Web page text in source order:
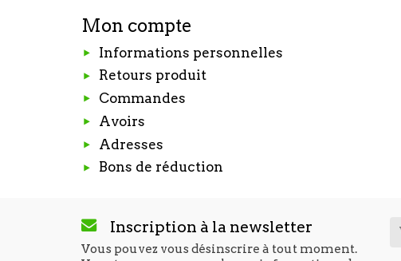
Mon compte
Informations personnelles
Retours produit
Commandes
Avoirs
Adresses
Bons de réduction
Inscription à la newsletter
Vous pouvez vous désinscrire à tout moment.